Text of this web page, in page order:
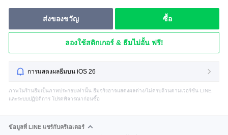
ส่งของขวัญ ซื้อ
ลองใช้สติกเกอร์ & ธีมไม่อั้น ฟรี!
การแสดงผลธีมบน iOS 26
ภาพในร้านธีมเป็นภาพประกอบเท่านั้น ธีมจริงอาจแสดงผลต่าง/ไม่ครบถ้วนตามเวอร์ชัน LINE
และระบบปฏิบัติการ โปรดพิจารณาก่อนซื้อ
ข้อมูลที่ LINE แชร์กับครีเอเตอร์